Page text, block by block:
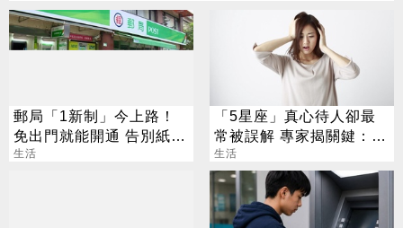
郵局「1新制」今上路！
免出門就能開通 告別紙本
不用跑臨櫃
生活
「5星座」真心待人卻最
常被誤解 專家揭關鍵：難
一眼看透
生活